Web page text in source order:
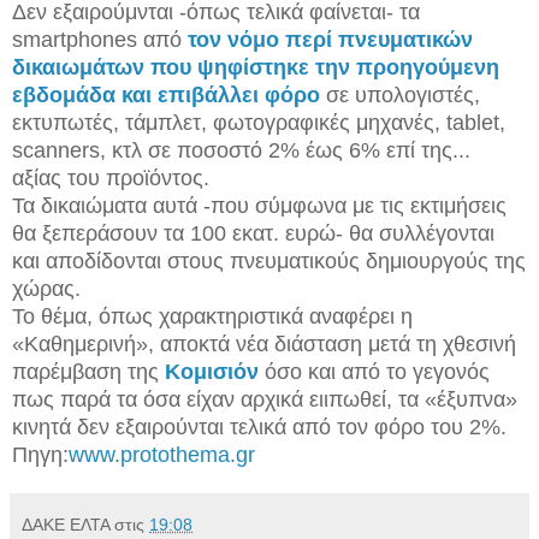
Δεν εξαιρούμνται -όπως τελικά φαίνεται- τα
smartphones από τον νόμο περί πνευματικών
δικαιωμάτων που ψηφίστηκε την προηγούμενη
εβδομάδα και επιβάλλει φόρο σε υπολογιστές,
εκτυπωτές, τάμπλετ, φωτογραφικές μηχανές, tablet,
scanners, κτλ σε ποσοστό 2% έως 6% επί της...
αξίας του προϊόντος.
Τα δικαιώματα αυτά -που σύμφωνα με τις εκτιμήσεις
θα ξεπεράσουν τα 100 εκατ. ευρώ- θα συλλέγονται
και αποδίδονται στους πνευματικούς δημιουργούς της
χώρας.
Το θέμα, όπως χαρακτηριστικά αναφέρει η
«Καθημερινή», αποκτά νέα διάσταση μετά τη χθεσινή
παρέμβαση της Κομισιόν όσο και από το γεγονός
πως παρά τα όσα είχαν αρχικά ειιπωθεί, τα «έξυπνα»
κινητά δεν εξαιρούνται τελικά από τον φόρο του 2%.
Πηγη:www.protothema.gr
ΔΑΚΕ ΕΛΤΑ στις 19:08